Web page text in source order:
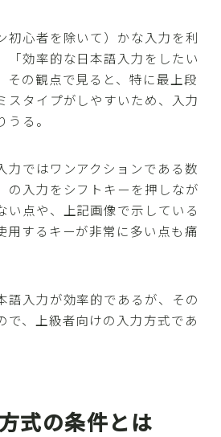
初心者を除いて）かな入力を利
「効率的な日本語入力をしたい
その観点で見ると、特に最上段
スタイプがしやすいため、入力
る。
力ではワンアクションである数
の入力をシフトキーを押しなが
い点や、上記画像で示している
用するキーが非常に多い点も痛
語入力が効率的であるが、その
で、上級者向けの入力方式であ
式の条件とは